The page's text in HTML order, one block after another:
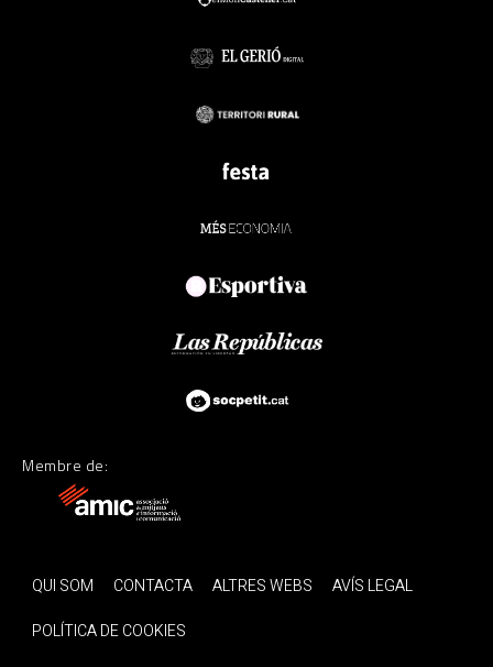
Membre de:
QUI SOM CONTACTA ALTRES WEBS
AVÍS LEGAL
POLÍTICA DE COOKIES